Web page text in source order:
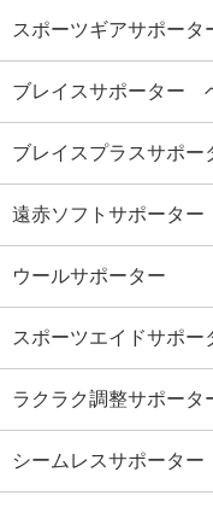
スポーツギアサポータ
ブレイスサポーター
ブレイスプラスサポー
遠赤ソフトサポーター
ウールサポーター
スポーツエイドサポー
ラクラク調整サポータ
シームレスサポーター